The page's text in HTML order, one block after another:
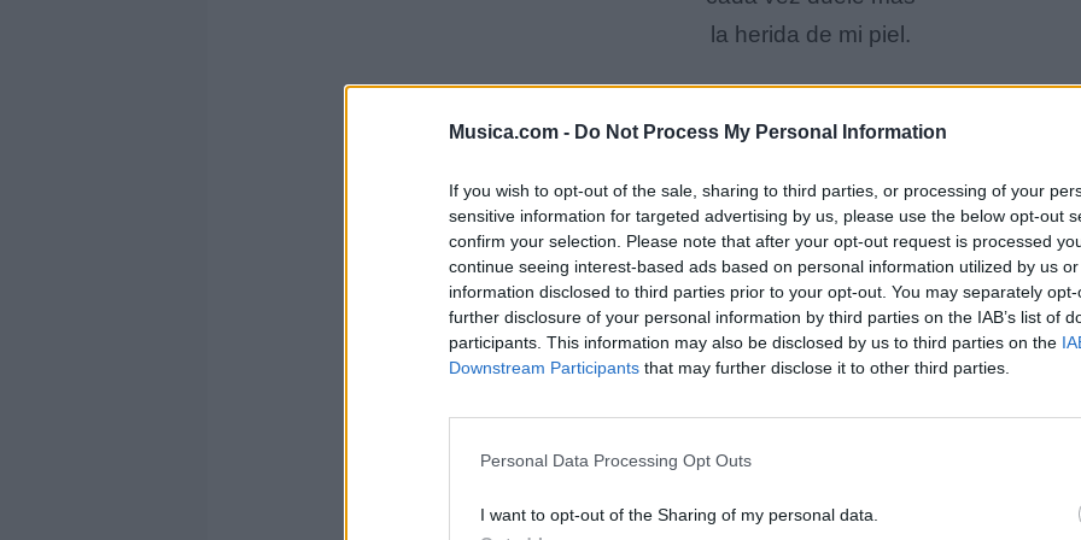
Musica.com - Do Not Process My Personal Information
If you wish to opt-out of the sale, sharing to third parties, or processing of your
sensitive information for targeted advertising by us, please use the below opt-out
confirm your selection. Please note that after your opt-out request is processed
continue seeing interest-based ads based on personal information utilized by us
information disclosed to third parties prior to your opt-out. You may separately
further disclosure of your personal information by third parties on the IAB’s list of
participants. This information may also be disclosed by us to third parties on the
Downstream Participants that may further disclose it to other third parties.
Personal Data Processing Opt Outs
I want to opt-out of the Sharing of my personal data.
la herida de mi piel.
ideó esta manera
de querer escapar
pero cómo y a dónde
algún diablo alcohólico
hizo que me perdiera
por los túneles de la torre
de Babel
el trapecista empeñó su red.
bulevar de Sodoma